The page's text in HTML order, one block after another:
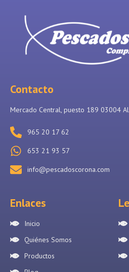
Contacto
Mercado Central, puesto 189 03004
965 20 17 62
653 21 93 57
info@pescadoscorona.com
Enlaces
Inicio
Quiénes Somos
Productos